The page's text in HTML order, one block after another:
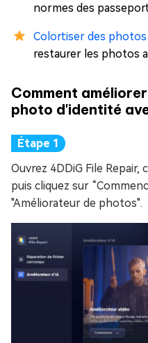
normes des
Colortiser des
restaurer les photos
Comment
photo d'identité
Ouvrez 4DDiG File Repair,
puis cliquez sur
"Améliorateur de photos".